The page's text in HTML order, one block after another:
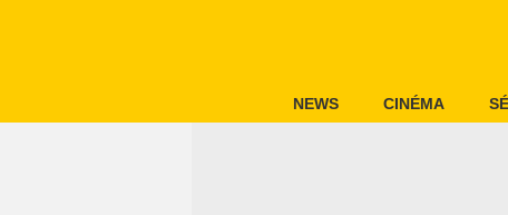
NEWS CINÉMA